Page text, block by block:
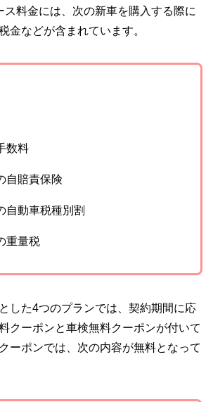
ス料金には、次の新車を購入する際に
金などが含まれています。
数料
自賠責保険
自動車税種別割
重量税
した4つのプランでは、契約期間に応
クーポンと車検無料クーポンが付いて
ーポンでは、次の内容が無料となって